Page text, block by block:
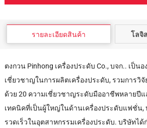
รายละเอียดสินค้า โลจิ
ตงกวน Pinhong เครื่องประดับ Co., บจก.. เป็น
เชี่ยวชาญในการผลิตเครื่องประดับ, รวมการวิ
ด้วย 20 ความเชี่ยวชาญระดับมืออาชีพหลายปี
เทคนิคที่เป็นผู้ใหญ่ในด้านเครื่องประดับแฟชั่น,
รวดเร็วในอุตสาหกรรมเครื่องประดับ. บริษัทได้